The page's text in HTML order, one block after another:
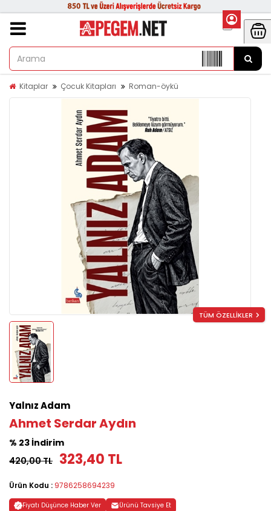
Kitaplar Çocuk Kitapları Roman-öykü
TÜM ÖZELLİKLER
Yalnız Adam
Ahmet Serdar Aydın
% 23 İndirim
420,00 TL 323,40 TL
Ürün Kodu : 9786258694239
Fiyatı Düşünce Haber Ver Ürünü Tavsiye Et